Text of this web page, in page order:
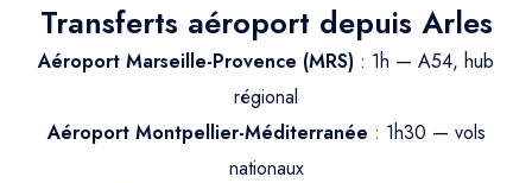
Trajet Port croisière
Trajet Séminaire
Trajet Santé
Trajet Longue Distance
Actualités & évènements
Transferts aéroport depuis Arles
Aéroport Marseille-Provence (MRS) : 1h — A54, hub
régional
Aéroport Montpellier-Méditerranée : 1h30 — vols
nationaux